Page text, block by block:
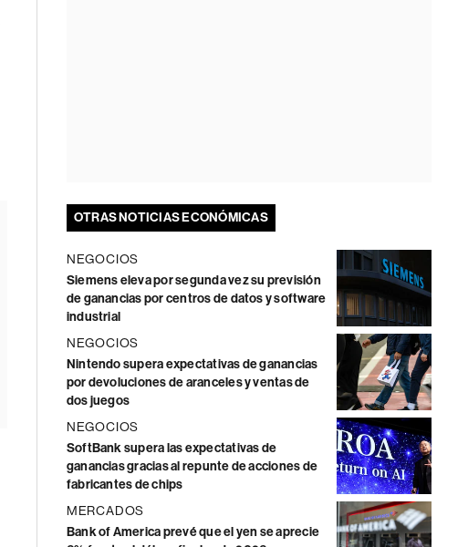
OTRAS NOTICIAS ECONÓMICAS
NEGOCIOS
Siemens eleva por segunda vez su previsión
de ganancias por centros de datos y software
industrial
NEGOCIOS
Nintendo supera expectativas de ganancias
por devoluciones de aranceles y ventas de
dos juegos
NEGOCIOS
SoftBank supera las expectativas de
ganancias gracias al repunte de acciones de
fabricantes de chips
MERCADOS
Bank of America prevé que el yen se aprecie